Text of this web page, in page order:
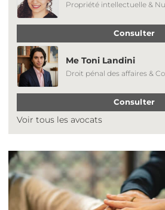
Propriété intellectuelle &
Consulter
Me Toni Landini
Droit pénal des affaires &
Consulter
Voir tous les avocats